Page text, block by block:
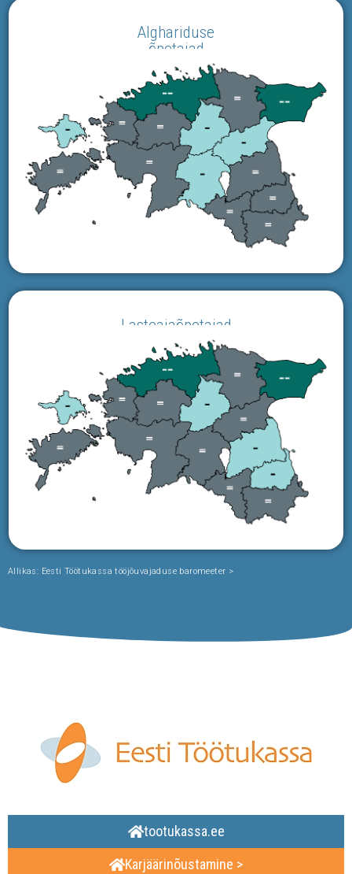
Alghariduse
õpetajad
Lasteaiaõpetajad
Allikas: Eesti Töötukassa tööjõuvajaduse baromeeter >
tootukassa.ee
Karjäärinõustamine >